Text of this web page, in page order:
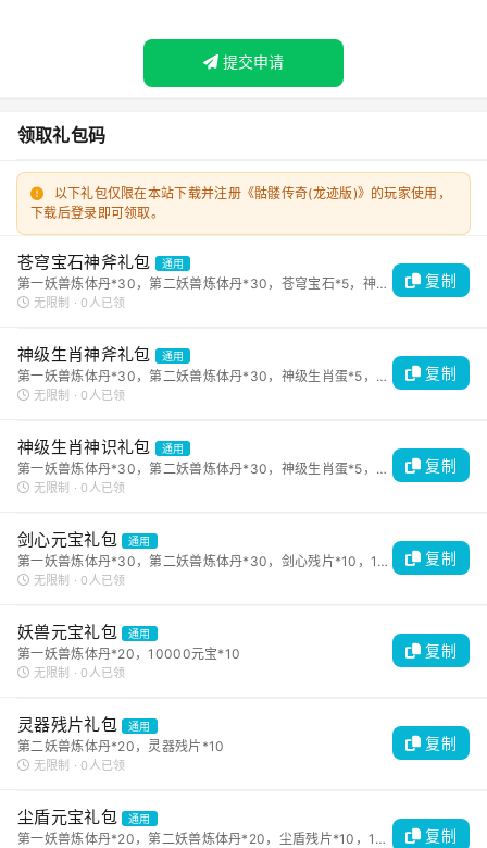
提交申请
领取礼包码
以下礼包仅限在本站下载并注册《骷髅传奇(龙迹版)》的玩家使用，
下载后登录即可领取。
苍穹宝石神斧礼包 通用
第一妖兽炼体丹*30，第二妖兽炼体丹*30，苍穹宝石*5，神斧碎片*5
无限制 · 0人已领
复制
神级生肖神斧礼包 通用
第一妖兽炼体丹*30，第二妖兽炼体丹*30，神级生肖蛋*5，神斧碎片*5
无限制 · 0人已领
复制
神级生肖神识礼包 通用
第一妖兽炼体丹*30，第二妖兽炼体丹*30，神级生肖蛋*5，上古神识*5
无限制 · 0人已领
复制
剑心元宝礼包 通用
第一妖兽炼体丹*30，第二妖兽炼体丹*30，剑心残片*10，10000元宝*15
无限制 · 0人已领
复制
妖兽元宝礼包 通用
第一妖兽炼体丹*20，10000元宝*10
无限制 · 0人已领
复制
灵器残片礼包 通用
第二妖兽炼体丹*20，灵器残片*10
无限制 · 0人已领
复制
尘盾元宝礼包 通用
第一妖兽炼体丹*20，第二妖兽炼体丹*20，尘盾残片*10，10000元宝*5 复制